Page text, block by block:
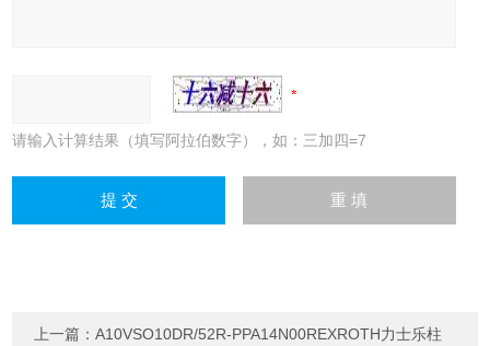
请输入计算结果（填写阿拉伯数字），如：三加四=7
上一篇：A10VSO10DR/52R-PPA14N00REXROTH力士乐柱